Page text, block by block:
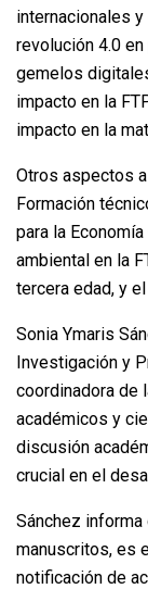
internacionales
revolución 4.0
gemelos
impacto en la
impacto en la
Otros aspectos
Formación
para la
ambiental en la
tercera edad, y
Sonia Ymaris
Investigación y
coordinadora de
académicos y
discusión
crucial en el
Sánchez
manuscritos, es
notificación de